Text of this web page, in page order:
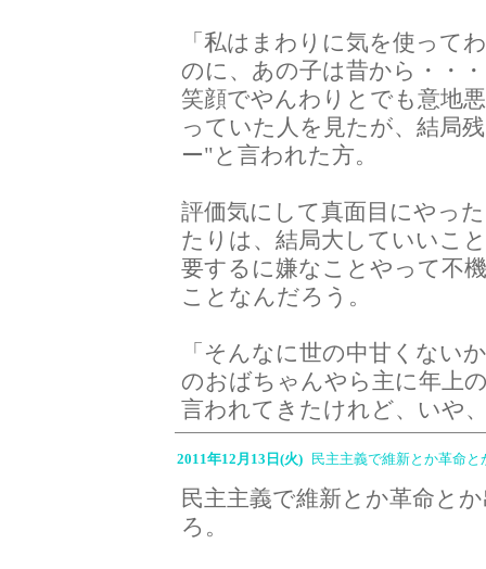
「私はまわりに気を使って
のに、あの子は昔から・・
笑顔でやんわりとでも意地
っていた人を見たが、結局
ー"と言われた方。
評価気にして真面目にやっ
たりは、結局大していいこ
要するに嫌なことやって不
ことなんだろう。
「そんなに世の中甘くない
のおばちゃんやら主に年上
言われてきたけれど、いや
2011年12月13日(火) 民主主義で維新とか革命
民主主義で維新とか革命と
ろ。